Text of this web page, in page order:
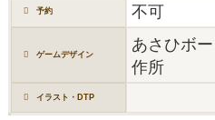
予約 不可
ゲームデザイン
あさひボ
作所
イラスト・DTP